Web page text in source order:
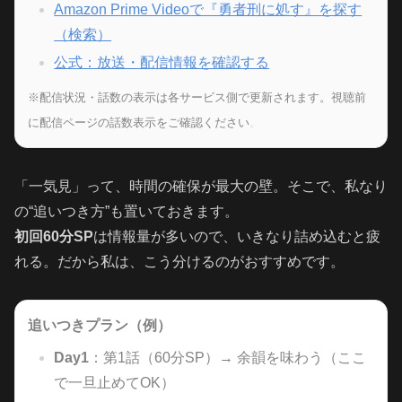
Amazon Prime Videoで『勇者刑に処す』を探す
（検索）
公式：放送・配信情報を確認する
※配信状況・話数の表示は各サービス側で更新されます。視聴前
に配信ページの話数表示をご確認ください
「一気見」って、時間の確保が最大の壁。そこで、私なり
の“追いつき方”も置いておきます。
初回60分SPは情報量が多いので、いきなり詰め込むと疲
れる。だから私は、こう分けるのがおすすめです。
追いつきプラン（例）
Day1 ：第1話（60分SP）→ 余韻を味わう（ここ
で一旦止めてOK）